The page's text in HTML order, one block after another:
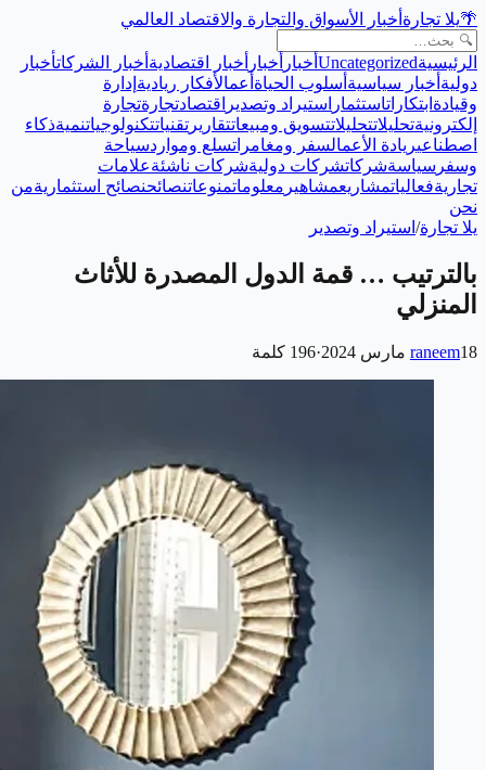
🌴يلا تجارة أخبار الأسواق والتجارة والاقتصاد العالمي
الرئيسيةUncategorized أخبار أخبار أخبار اقتصادية أخبار الشركاتأخبار
دولية أخبار سياسية أسلوب الحياة أعمالأفكار ريادية إدارة
وقيادة ابتكاراتاستثمار استيراد وتصدير اقتصادتجارةتجارة
إلكترونيةتحليلاتتحليلاتتسويق ومبيعاتتقارير تقنياتتكنولوجياتنميةذكاء
اصطناعيريادة الأعمالسفر ومغامراتسلع ومواردسياحة
وسفر سياسةشركاتشركات دوليةشركات ناشئةعلامات
تجاريةفعالياتمشاريعمشاهير معلوماتمنوعاتنصائحنصائح استثماريةمن
نحن
يلا تجارة/ استيراد وتصدير
بالترتيب … قمة الدول المصدرة للأثاث
المنزلي
raneem18 مارس 2024 ·
196 كلمة